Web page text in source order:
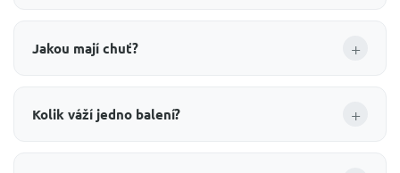
Jakou mají chuť? +
Kolik váží jedno balení? +